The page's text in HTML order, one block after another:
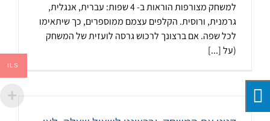
למשחק מצורפות הוראות ב- 4 שפות: עברית, אנגלית,
גרמנית, ורוסית. הקלפים עצמם ממוספרים, כך שיתאימו
לכל שפה. אם ברצונך לרכוש גרסה לועזית של המשחק
(על [...]
ILS